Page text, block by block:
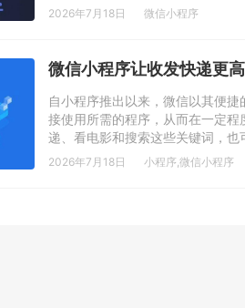
2026年7月18日 微信小程序
微信小程序让收发快递更
自小程序推出以来，微信以其便
接使用所需的程序，从而在一定
递、看电影和搜索这些关键词，
2026年7月18日 小程序 微信小程序